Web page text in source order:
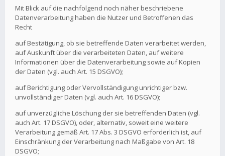
Mit Blick auf die nachfolgend noch näher beschriebene
Datenverarbeitung haben die Nutzer und Betroffenen das
Recht
auf Bestätigung, ob sie betreffende Daten verarbeitet werden,
auf Auskunft über die verarbeiteten Daten, auf weitere
Informationen über die Datenverarbeitung sowie auf Kopien
der Daten (vgl. auch Art. 15 DSGVO);
auf Berichtigung oder Vervollständigung unrichtiger bzw.
unvollständiger Daten (vgl. auch Art. 16 DSGVO);
auf unverzügliche Löschung der sie betreffenden Daten (vgl.
auch Art. 17 DSGVO), oder, alternativ, soweit eine weitere
Verarbeitung gemäß Art. 17 Abs. 3 DSGVO erforderlich ist, auf
Einschränkung der Verarbeitung nach Maßgabe von Art. 18
DSGVO;